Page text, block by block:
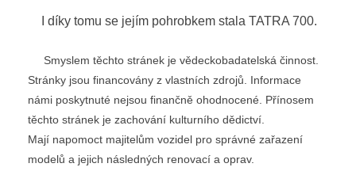
I díky tomu se jejím pohrobkem stala TATRA 700.
Smyslem těchto stránek je vědeckobadatelská činnost.
Stránky jsou financovány z vlastních zdrojů. Informace
námi poskytnuté nejsou finančně ohodnocené. Přínosem
těchto stránek je zachování kulturního dědictví.
Mají napomoct majitelům vozidel pro správné zařazení
modelů a jejich následných renovací a oprav.